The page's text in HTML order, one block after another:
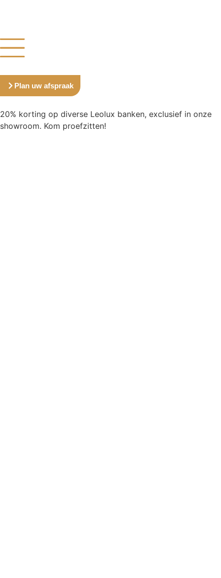
Plan uw afspraak
20% korting op diverse Leolux banken, exclusief in onze
showroom. Kom proefzitten!